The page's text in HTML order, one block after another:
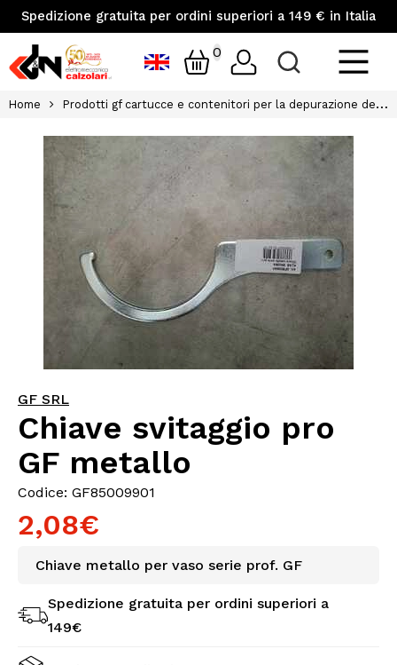
Spedizione gratuita per ordini superiori a 149 € in Italia
0
Home Prodotti gf cartucce e contenitori per la depurazione dell acqua
GF SRL
Chiave svitaggio pro
GF metallo
Codice: GF85009901
2,08€
Chiave metallo per vaso serie prof. GF
Spedizione gratuita per ordini superiori a
149€